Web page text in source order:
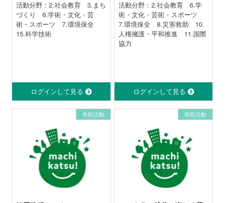
活動分野：2.社会教育 3.まち
づくり 6.学術・文化・芸
術・スポーツ 7.環境保全
15.科学技術
ログインして見る
活動分野：2.社会教育 6.学
術・文化・芸術・スポーツ
7.環境保全 8.災害救助 10.
人権擁護・平和推進 11.国際
協力
ログインして見る
市民活動 市民活動